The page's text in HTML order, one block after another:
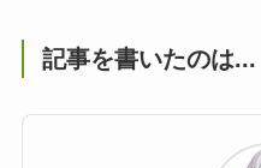
記事を書いたのは...